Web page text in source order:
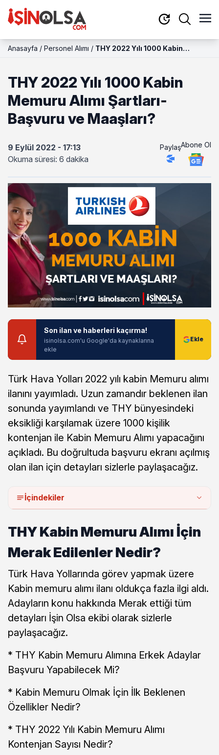
Anasayfa / Personel Alımı / THY 2022 Yılı 1000 Kabin
THY 2022 Yılı 1000 Kabin
Memuru Alımı Şartları-
Başvuru ve Maaşları?
9 Eylül 2022 - 17:13
Okuma süresi: 6 dakika
PaylaşAbone Ol
Son ilan ve haberleri kaçırma!
isinolsa.com'u Google'da kaynaklarına
ekle
Türk Hava Yolları 2022 yılı kabin Memuru alımı
ilanını yayımladı. Uzun zamandır beklenen ilan
sonunda yayımlandı ve THY bünyesindeki
eksikliği karşılamak üzere 1000 kişilik
kontenjan ile Kabin Memuru Alımı yapacağını
açıkladı. Bu doğrultuda başvuru ekranı açılmış
olan ilan için detayları sizlerle paylaşacağız.
İçindekiler
THY Kabin Memuru Alımı İçin
Merak Edilenler Nedir?
Türk Hava Yollarında görev yapmak üzere
Kabin memuru alımı ilanı oldukça fazla ilgi aldı.
Adayların konu hakkında Merak ettiği tüm
detayları İşin Olsa ekibi olarak sizlerle
paylaşacağız.
* THY Kabin Memuru Alımına Erkek Adaylar
Başvuru Yapabilecek Mi?
* Kabin Memuru Olmak İçin İlk Beklenen
Özellikler Nedir?
* THY 2022 Yılı Kabin Memuru Alımı
Kontenjan Sayısı Nedir?